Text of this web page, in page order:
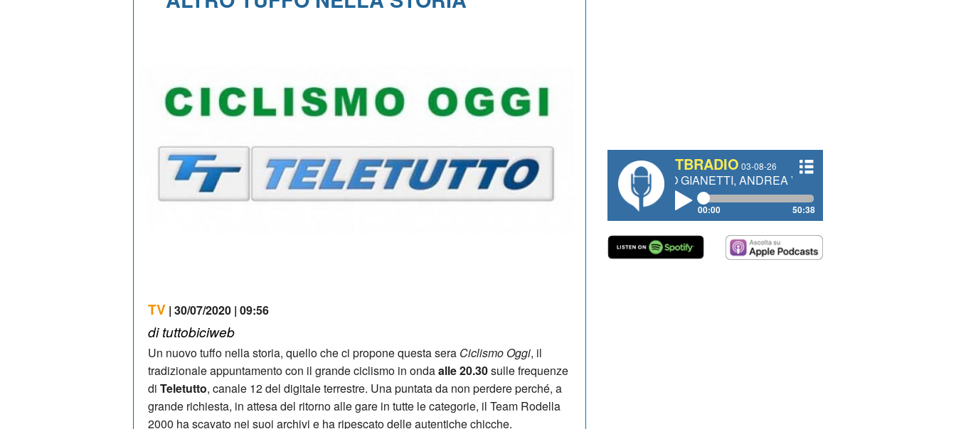
TV | 30/07/2020 | 09:56
di tuttobiciweb
Un nuovo tuffo nella storia, quello che ci propone questa sera Ciclismo Oggi, il
tradizionale appuntamento con il grande ciclismo in ondaalle 20.30sulle frequenze
di Teletutto, canale 12 del digitale terrestre. Una puntata da non perdere perché, a
grande richiesta, in attesa del ritorno alle gare in tutte le categorie, il Team Rodella
2000 ha scavato nei suoi archivi e ha ripescato delle autentiche chicche.
TBRADIO 03-08-26
#334 CHARLY WEGELIUS, MAURO GIANETTI, ANDREA VENDRAME, FILIPPO FIORELLI
00:00 50:38